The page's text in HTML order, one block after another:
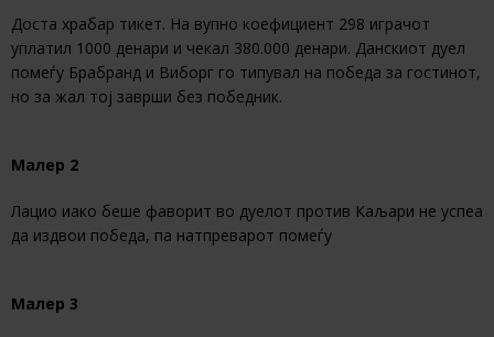
Доста храбар тикет. На вупно коефициент 298 играчот
уплатил 1000 денари и чекал 380.000 денари. Данскиот дуел
помеѓу Брабранд и Виборг го типувал на победа за гостинот,
но за жал тој заврши без победник.
Малер 2
Лацио иако беше фаворит во дуелот против Каљари не успеа
да издвои победа, па натпреварот помеѓу
Mалер 3